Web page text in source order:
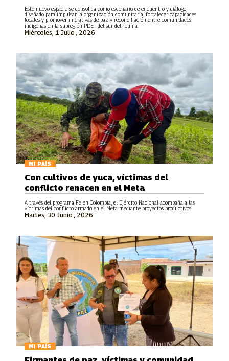
Miércoles, 1 Julio , 2026
Este nuevo espacio se consolida como escenario de encuentro y diálogo,
diseñado para impulsar la organización comunitaria, fortalecer capacidades
locales y promover iniciativas de paz y reconciliación entre comunidades
indígenas en la subregión PDET del sur del Tolima.
MI PAÍS
Martes, 30 Junio , 2026
Con cultivos de yuca, víctimas del
conflicto renacen en el Meta
A través del programa Fe en Colombia, el Ejército Nacional acompaña a las
víctimas del conflicto armado en el Meta mediante proyectos productivos.
MI PAÍS